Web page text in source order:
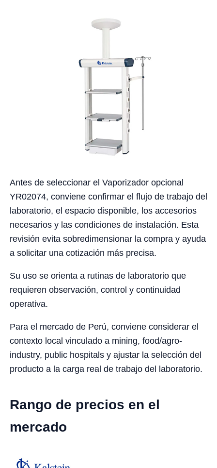
Antes de seleccionar el Vaporizador opcional
YR02074, conviene confirmar el flujo de trabajo del
laboratorio, el espacio disponible, los accesorios
necesarios y las condiciones de instalación. Esta
revisión evita sobredimensionar la compra y ayuda
a solicitar una cotización más precisa.
Su uso se orienta a rutinas de laboratorio que
requieren observación, control y continuidad
operativa.
Para el mercado de Perú, conviene considerar el
contexto local vinculado a mining, food/agro-
industry, public hospitals y ajustar la selección del
producto a la carga real de trabajo del laboratorio.
Rango de precios en el
mercado